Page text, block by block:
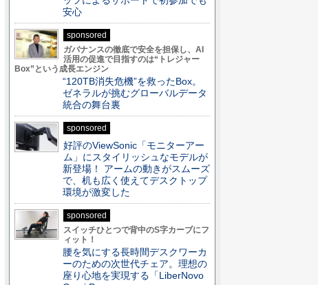
安心
sponsored
ガバナンスの徹底で安全を担保し、AI
活用の促進で目指すのは“トレジャー
Box”という成長エンジン
“120TB消失危機”を救ったBox。
ゼネラルが挑むグローバルデータ
統合の舞台裏
sponsored
好評のViewSonic「モニターアー
ム」にスタイリッシュなモデルが
新登場！ アームの動きがスムーズ
で、机も広く使えてデスクトップ
環境が激変した
sponsored
スイッチひとつで背中のS字カーブにフ
ィット！
腰を気にする長時間デスクワーカ
ーのための次世代チェア。理想の
座り心地を実現する「LiberNovo